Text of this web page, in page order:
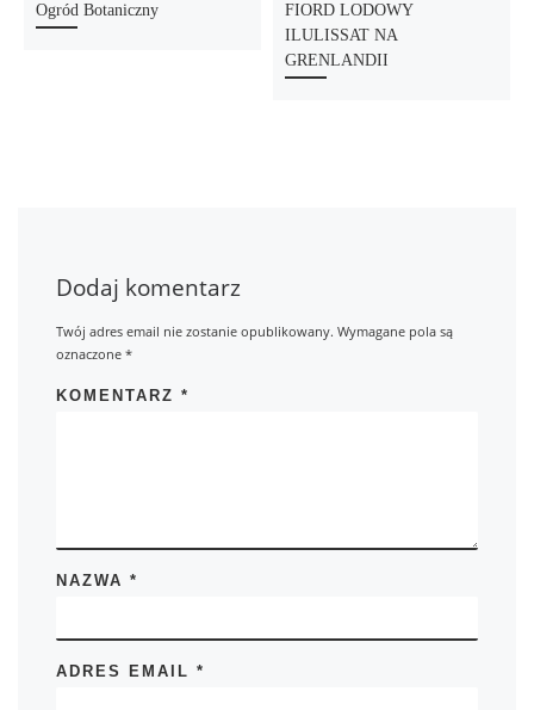
Ogród Botaniczny
FIORD LODOWY
ILULISSAT NA
GRENLANDII
Dodaj komentarz
Twój adres email nie zostanie opublikowany. Wymagane pola są
oznaczone*
KOMENTARZ*
NAZWA*
ADRES EMAIL*